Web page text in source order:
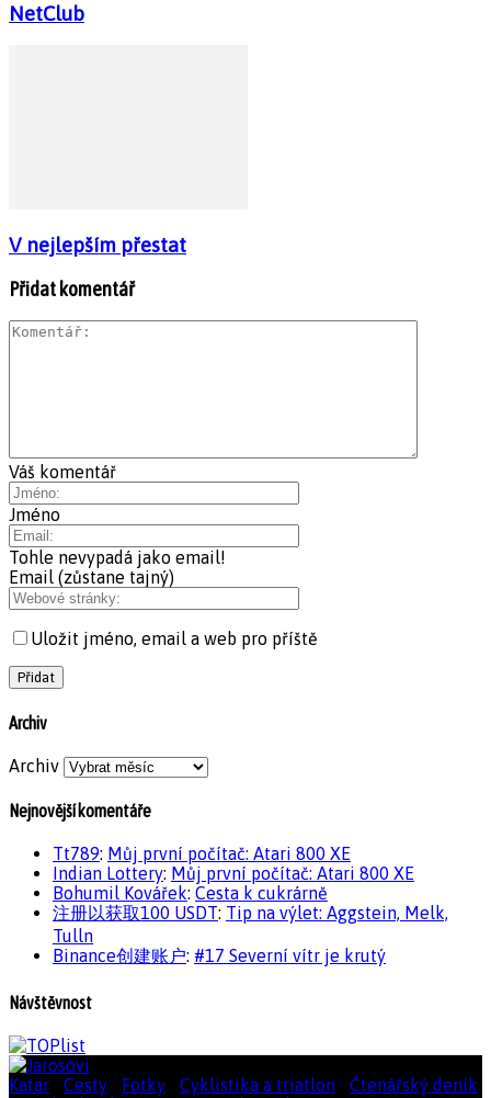
NetClub
V nejlepším přestat
Přidat komentář
Váš komentář
Jméno
Tohle nevypadá jako email!
Email (zůstane tajný)
Uložit jméno, email a web pro příště
Archiv
Archiv
Nejnovější komentáře
Tt789: Můj první počítač: Atari 800 XE
Indian Lottery: Můj první počítač: Atari 800 XE
Bohumil Kovářek: Cesta k cukrárně
注册以获取100 USDT: Tip na výlet: Aggstein, Melk,
Tulln
Binance创建账户: #17 Severní vítr je krutý
Návštěvnost
Katar Cesty Fotky Cyklistika a triatlon
Čtenářský deník